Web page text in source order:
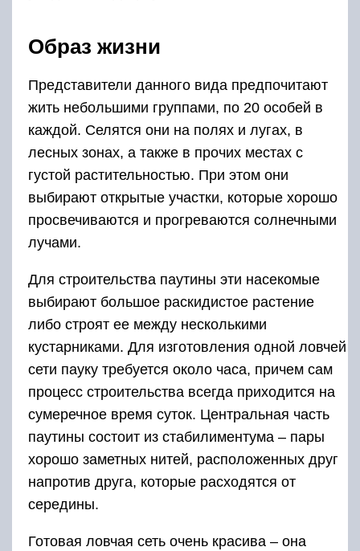
Образ жизни
Представители данного вида предпочитают
жить небольшими группами, по 20 особей в
каждой. Селятся они на полях и лугах, в
лесных зонах, а также в прочих местах с
густой растительностью. При этом они
выбирают открытые участки, которые хорошо
просвечиваются и прогреваются солнечными
лучами.
Для строительства паутины эти насекомые
выбирают большое раскидистое растение
либо строят ее между несколькими
кустарниками. Для изготовления одной ловчей
сети пауку требуется около часа, причем сам
процесс строительства всегда приходится на
сумеречное время суток. Центральная часть
паутины состоит из стабилиментума – пары
хорошо заметных нитей, расположенных друг
напротив друга, которые расходятся от
середины.
Готовая ловчая сеть очень красива – она